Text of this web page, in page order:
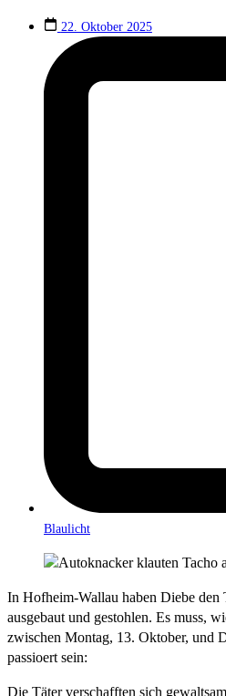
22. Oktober 2025
Blaulicht
In Hofheim-Wallau haben Diebe den
ausgebaut und gestohlen. Es muss,
zwischen Montag, 13. Oktober, und
passioert sein:
Die Täter verschafften sich